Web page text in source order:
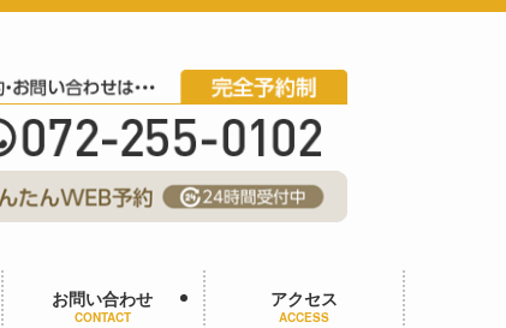
お問い合わせ
CONTACT
アクセス
ACCESS